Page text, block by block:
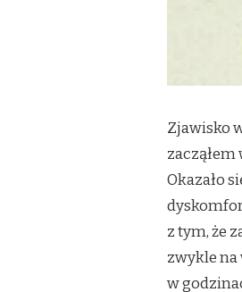
Zjawisko
Okazało
z tym, że
zwykle na
w